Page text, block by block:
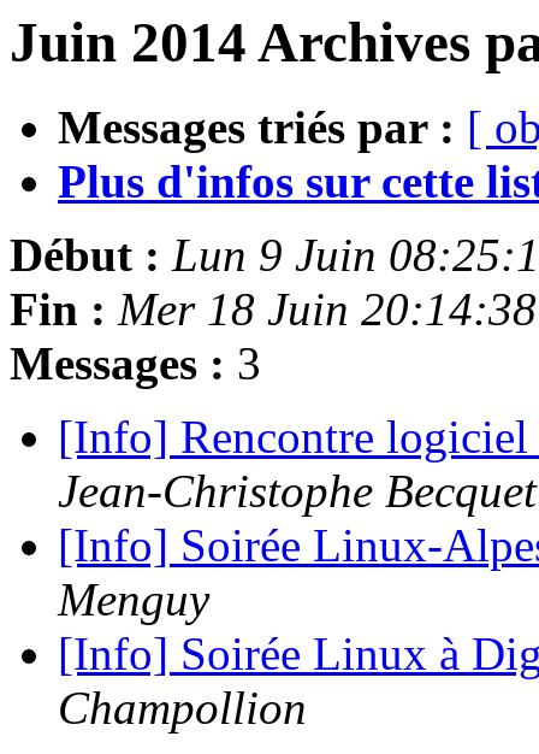
Juin 2014 Archives
Messages triés par : [
Plus d'infos sur cette
Début : Lun 9 Juin
Fin : Mer 18 Juin
Messages : 3
[Info] Rencontre
Jean-Christophe Becquet
[Info] Soirée Linux-
Menguy
[Info] Soirée Linux à
Champollion